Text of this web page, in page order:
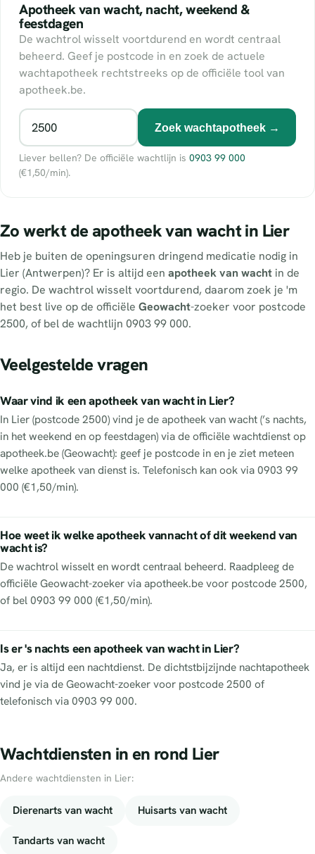
Apotheek van wacht, nacht, weekend &
feestdagen
De wachtrol wisselt voortdurend en wordt centraal
beheerd. Geef je postcode in en zoek de actuele
wachtapotheek rechtstreeks op de officiële tool van
apotheek.be.
Zoek wachtapotheek →
Liever bellen? De officiële wachtlijn is 0903 99 000
(€1,50/min).
Zo werkt de apotheek van wacht in Lier
Heb je buiten de openingsuren dringend medicatie nodig in
Lier (Antwerpen)? Er is altijd een apotheek van wacht in de
regio. De wachtrol wisselt voortdurend, daarom zoek je 'm
het best live op de officiële Geowacht-zoeker voor postcode
2500, of bel de wachtlijn 0903 99 000.
Veelgestelde vragen
Waar vind ik een apotheek van wacht in Lier?
In Lier (postcode 2500) vind je de apotheek van wacht (’s nachts,
in het weekend en op feestdagen) via de officiële wachtdienst op
apotheek.be (Geowacht): geef je postcode in en je ziet meteen
welke apotheek van dienst is. Telefonisch kan ook via 0903 99
000 (€1,50/min).
Hoe weet ik welke apotheek vannacht of dit weekend van
wacht is?
De wachtrol wisselt en wordt centraal beheerd. Raadpleeg de
officiële Geowacht-zoeker via apotheek.be voor postcode 2500,
of bel 0903 99 000 (€1,50/min).
Is er 's nachts een apotheek van wacht in Lier?
Ja, er is altijd een nachtdienst. De dichtstbijzijnde nachtapotheek
vind je via de Geowacht-zoeker voor postcode 2500 of
telefonisch via 0903 99 000.
Wachtdiensten in en rond Lier
Andere wachtdiensten in Lier:
Dierenarts van wacht Huisarts van wacht
Tandarts van wacht